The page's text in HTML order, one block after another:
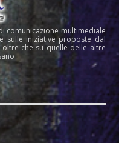
comunicazione multimediale
sulle iniziative proposte dal
che su quelle delle altre